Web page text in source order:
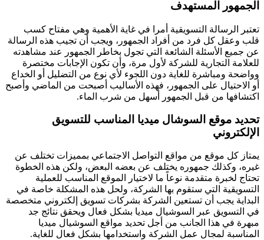
الجمهور المستهدف
تعتبر الرسالة التسويقية أمرا في غاية الأهمية وهي مفتاح كسب
قلب وعقل كل فرد من أفراد الجمهور، ويجب أن تجيب هذه الرسالة
عن جميع الأسئلة الشائعة التي تجول بخاطر الجمهور عند مشاهدته
للعلامة التجارية للشركة لأول مرة، وأن تكون الإجابات مختصرة
وواضحة ومباشرة للغاية دون اللجوء لأي نوع من التضليل أو الخداع
أو الاحتيال على الجمهور، فهذه الأساليب أصبحت من الماضي وأصبح
اكتشافها من قبل الجمهور أسهل من شرب الماء.
تحديد موقع السوشال ميديا المناسب للتسويق
الإلكتروني
يمتاز كل موقع من مواقع التواصل الاجتماعي بمميزات تختلف عن
غيره، وكذلك جمهوره يختلف عن بعضه البعض، ولكن هذه الخطوة
تحتاج لخبرة متقدمة نوعاً ما لاختيار الموقع المناسب للعملية
التسويقية التي ستقوم بها الشركة، ولحل هذه المشكلة خاصة في
البداية يجب أن تستعين الشركة بشركات تسويق إلكتروني متخصصة
في التسويق عبر السوشيال ميديا بشكل فعال ويحقق نتائج جد
مبهرة في هذا الجانب من أجل تحديد مواقع السوشيال ميديا
المناسبة لمجال عمل الشركة واستخدامها بشكل فعال للغاية.